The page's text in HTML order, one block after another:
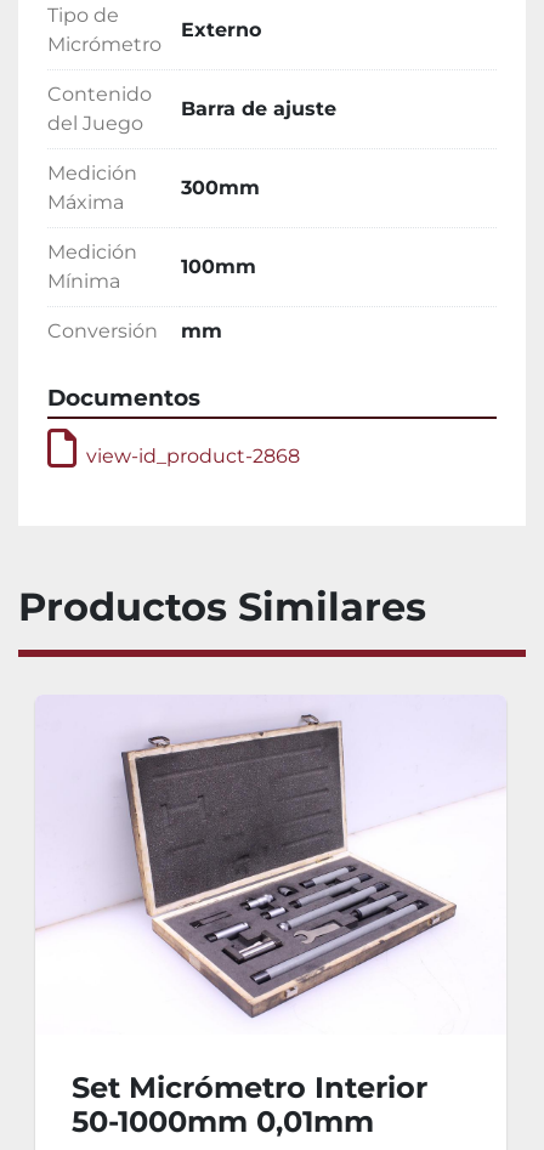
Tipo de
Micrómetro
Externo
Contenido
del Juego
Barra de ajuste
Medición
Máxima
300mm
Medición
Mínima
100mm
Conversión mm
Documentos
view-id_product-2868
Productos Similares
Set Micrómetro Interior
50-1000mm 0,01mm